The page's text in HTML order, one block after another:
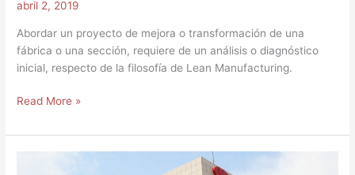
abril 2, 2019
Abordar un proyecto de mejora o transformación de una
fábrica o una sección, requiere de un análisis o diagnóstico
inicial, respecto de la filosofía de Lean Manufacturing.
Read More »